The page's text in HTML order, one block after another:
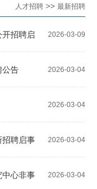
人才招聘 >> 最新招聘
2026-03-09
招聘启
2026-03-04
公告
2026-03-04
2026-03-04
招聘启事
2026-03-04
中心非事